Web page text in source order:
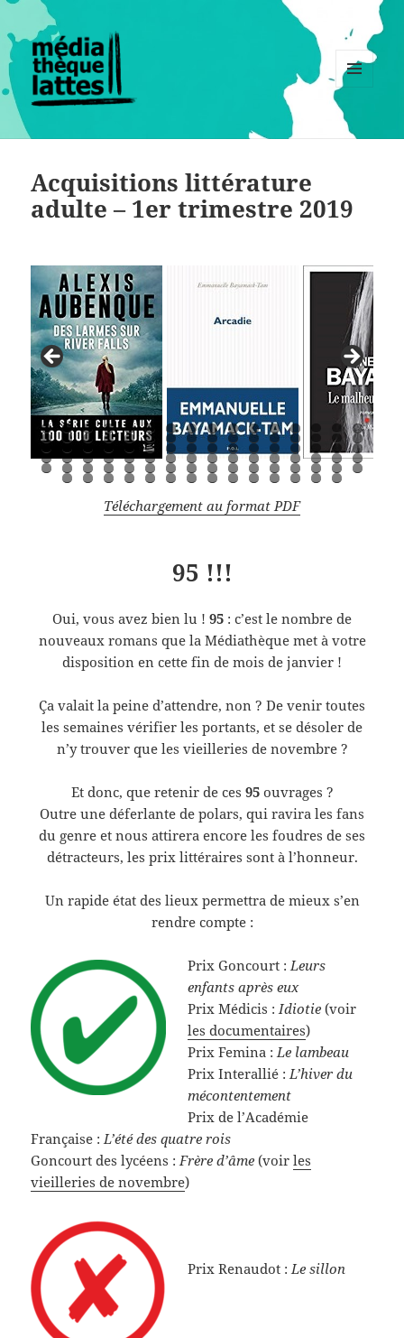
MENU
WIDGETS
Acquisitions littérature
adulte – 1er trimestre 2019
0 1 2 3 4 5 6
7 8 9 0 1 2 3 4 5 6 7 8 9 0 1 2
3 4 5 6 7 8 9 0 1 2 3 4 5 6 7 8
9 0 1 2 3 4 5 6 7 8 9 0 1 2 3 4
5 6 7 8 9 0 1 2 3 4 5 6 7 8 9 0
1 2 3 4 5 6 7 8 9 0 1 2 3
4
Téléchargement au format PDF
95 !!!
Oui, vous avez bien lu ! 95 : c’est le nombre de
nouveaux romans que la Médiathèque met à votre
disposition en cette fin de mois de janvier !
Ça valait la peine d’attendre, non ? De venir toutes
les semaines vérifier les portants, et se désoler de
n’y trouver que les vieilleries de novembre ?
Et donc, que retenir de ces 95ouvrages ?
Outre une déferlante de polars, qui ravira les fans
du genre et nous attirera encore les foudres de ses
détracteurs, les prix littéraires sont à l’honneur.
Un rapide état des lieux permettra de mieux s’en
rendre compte :
Prix Goncourt :Leurs
enfants après eux
Prix Médicis :Idiotie (voir
les documentaires)
Prix Femina :Le lambeau
Prix Interallié :L’hiver du
mécontentement
Prix de l’Académie
Française :L’été des quatre rois
Goncourt des lycéens :Frère d’âme (voirles
vieilleries de novembre)
Prix Renaudot :Le sillon